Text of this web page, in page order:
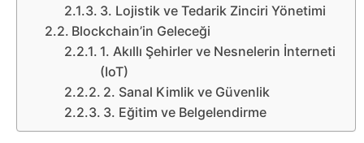
Film
Diğer
Sosyal
Medyalar
3. Lojistik ve Tedarik Zinciri Yönetimi
Blockchain’in Geleceği
1. Akıllı Şehirler ve Nesnelerin İnterneti
(IoT)
2. Sanal Kimlik ve Güvenlik
3. Eğitim ve Belgelendirme